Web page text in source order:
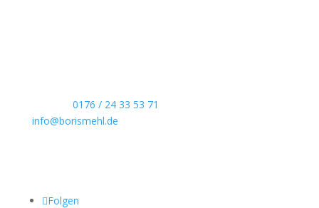
0176 / 24 33 53 71
info@borismehl.de
Folgen